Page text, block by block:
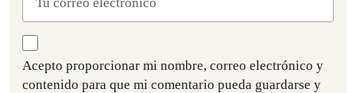
Acepto proporcionar mi nombre, correo electrónico y
contenido para que mi comentario pueda guardarse y